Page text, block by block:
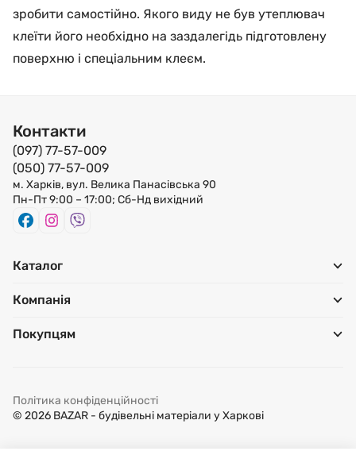
зробити самостійно. Якого виду не був утеплювач
клеїти його необхідно на заздалегідь підготовлену
поверхню і спеціальним клеєм.
Контакти
(097) 77-57-009
(050) 77-57-009
м. Харків, вул. Велика Панасівська 90
Пн-Пт 9:00 – 17:00; Сб-Нд вихідний
Каталог
Компанія
Покупцям
© 2026 BAZAR - будівельні матеріали у Харкові
Політика конфіденційності